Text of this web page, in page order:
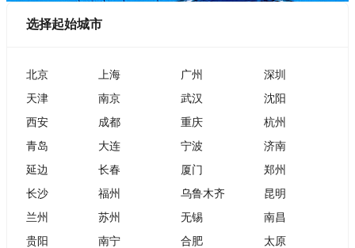
选择起始城市
北京 上海 广州
深圳
天津
南京 武汉
沈阳
西安
成都 重庆
杭州
青岛
大连 宁波
济南
延边
长春 厦门
郑州
长沙
福州 乌鲁木齐
昆明
兰州
苏州 无锡
南昌
贵阳
南宁 合肥
太原